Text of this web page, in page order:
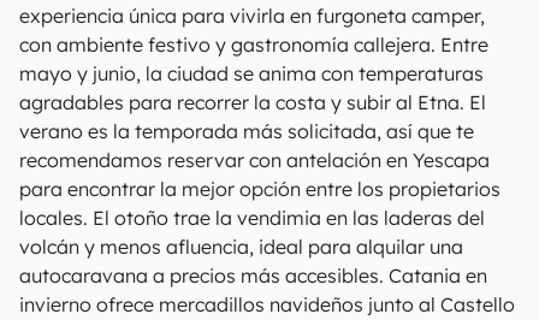
experiencia única para vivirla en furgoneta camper,
con ambiente festivo y gastronomía callejera. Entre
mayo y junio, la ciudad se anima con temperaturas
agradables para recorrer la costa y subir al Etna. El
verano es la temporada más solicitada, así que te
recomendamos reservar con antelación en Yescapa
para encontrar la mejor opción entre los propietarios
locales. El otoño trae la vendimia en las laderas del
volcán y menos afluencia, ideal para alquilar una
autocaravana a precios más accesibles. Catania en
invierno ofrece mercadillos navideños junto al Castello